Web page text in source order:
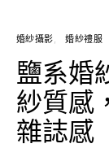
婚紗攝影 婚紗禮服
鹽系婚
紗質感
雜誌感